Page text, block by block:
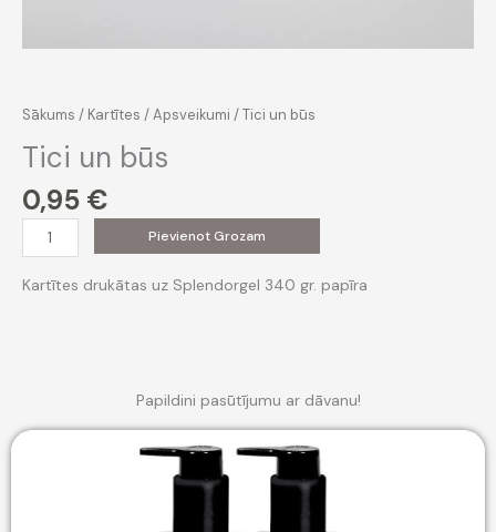
Sākums / Kartītes /Apsveikumi / Tici un būs
Tici un būs
0,95 €
un
būs
Pievienot Grozam
Kartītes drukātas uz Splendorgel 340 gr. papīra
Papildini pasūtījumu ar dāvanu!